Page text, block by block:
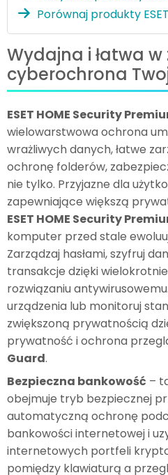
Porównaj produkty ESET
Wydajna i łatwa
cyberochrona
ESET HOME Security
wielowarstwowa ochrona
wrażliwych danych, łatwe
ochronę folderów,
nie tylko. Przyjazne dla
zapewniające większą
ESET HOME Security
komputer przed stale
Zarządzaj hasłami, szyfruj
transakcje dzięki
rozwiązaniu
urządzenia lub monitoruj
zwiększoną prywatnością
prywatność i ochrona
Guard.
Bezpieczna bankowość –
obejmuje tryb bezpiecznej
automatyczną ochronę
bankowości internetowej i
internetowych portfeli
pomiędzy klawiaturą a